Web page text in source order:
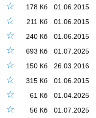
☆ 01.06.2015
178 Кб
☆ 01.06.2015
211 Кб
☆ 01.06.2015
240 Кб
☆ 01.07.2025
693 Кб
☆ 26.03.2016
150 Кб
☆ 01.06.2015
315 Кб
☆ 01.04.2025
61 Кб
☆ 01.07.2025
56 Кб